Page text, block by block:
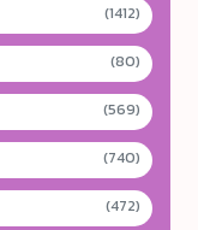
(1412)
(80)
(569)
(740)
(472)